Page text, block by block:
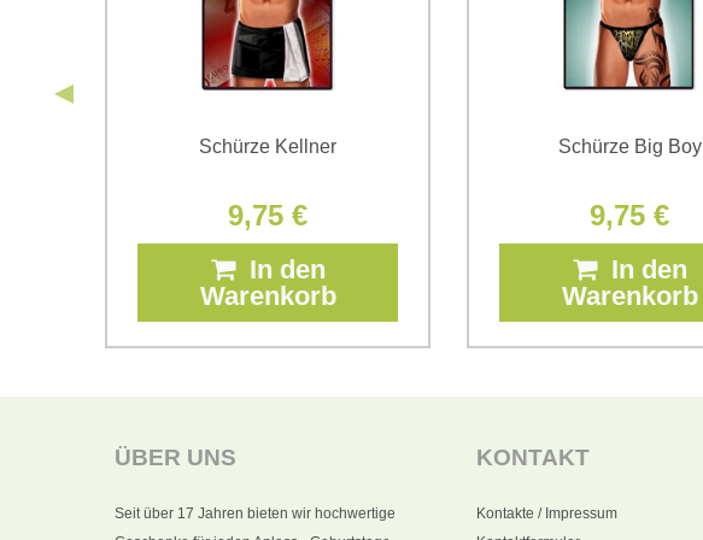
Schürze Kellner
9,75 €
In den
Warenkorb
Schürze Big Boy
9,75 €
In den
Warenkorb
ÜBER UNS
Seit über 17 Jahren bieten wir hochwertige
KONTAKT
Kontakte / Impressum